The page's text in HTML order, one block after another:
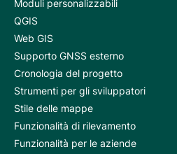
Moduli personalizzabili
QGIS
Web GIS
Supporto GNSS esterno
Cronologia del progetto
Strumenti per gli sviluppatori
Stile delle mappe
Funzionalità di rilevamento
Funzionalità per le aziende